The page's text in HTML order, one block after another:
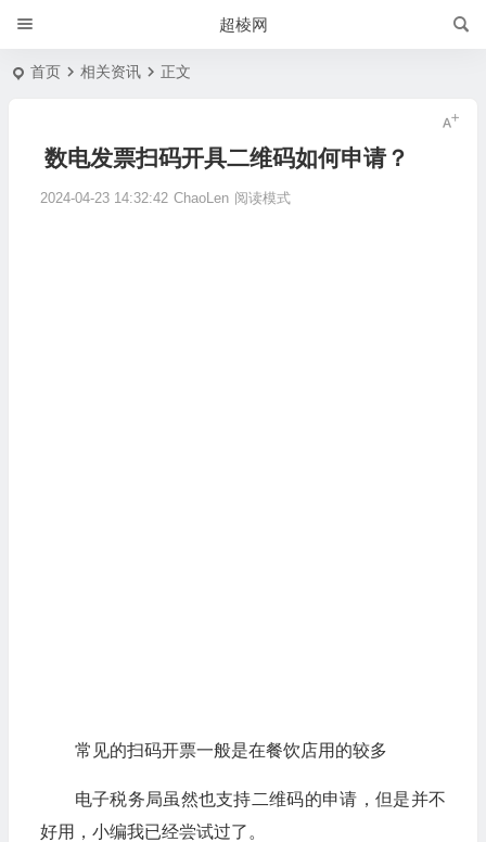
超棱网
首页 相关资讯 正文
数电发票扫码开具二维码如何申请？
2024-04-23 14:32:42 ChaoLen 阅读模式
常见的扫码开票一般是在餐饮店用的较多
电子税务局虽然也支持二维码的申请，但是并不
好用，小编我已经尝试过了。